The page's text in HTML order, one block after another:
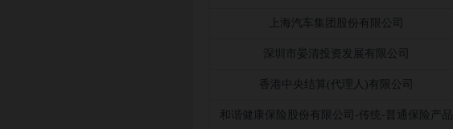
上海汽车集团股份有限公司
深圳市晏清投资发展有限公司
香港中央结算(代理人)有限公司
和谐健康保险股份有限公司-传统-普通保险产品